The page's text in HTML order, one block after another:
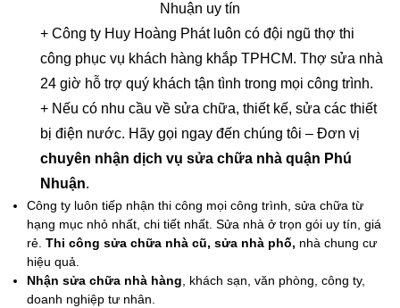
Nhuận uy tín
+ Công ty Huy Hoàng Phát luôn có đội ngũ thợ thi
công phục vụ khách hàng khắp TPHCM. Thợ sửa nhà
24 giờ hỗ trợ quý khách tận tình trong mọi công trình.
+ Nếu có nhu cầu về sửa chữa, thiết kế, sửa các thiết
bị điện nước. Hãy gọi ngay đến chúng tôi – Đơn vị
chuyên nhận dịch vụ sửa chữa nhà quận Phú
Nhuận.
Công ty luôn tiếp nhận thi công mọi công trình, sửa chữa từ
hạng mục nhỏ nhất, chi tiết nhất. Sửa nhà ở trọn gói uy tín, giá
rẻ. Thi công sửa chữa nhà cũ, sửa nhà phố, nhà chung cư
hiệu quả.
Nhận sửa chữa nhà hàng, khách sạn, văn phòng, công ty,
doanh nghiệp tư nhân.